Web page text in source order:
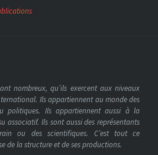
nombreux, qu’ils exercent aux niveaux
Ils appartiennent au monde des
politiques. Ils appartiennent aussi à la
associatif. Ils sont aussi des représentants
ou des scientifiques. C’est tout ce
de la structure et de ses productions.